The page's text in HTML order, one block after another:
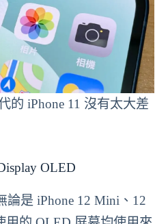
的 iPhone 11 沒有太大差
OLED
論是 iPhone 12 Mini、12